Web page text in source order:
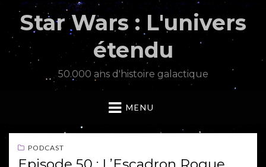
Star Wars : L'univers
étendu
50.000 ans d'histoire galactique
MENU
PODCAST